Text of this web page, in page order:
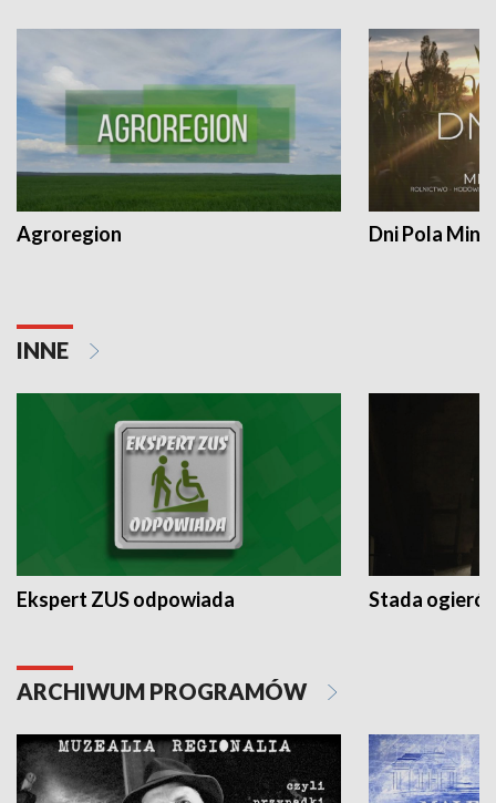
Agroregion Dni Pola
INNE
Ekspert ZUS odpowiada Stada
ARCHIWUM PROGRAMÓW